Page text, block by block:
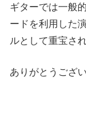
ギターでは一般
ードを利用した
ルとして重宝され
ありがとうござ